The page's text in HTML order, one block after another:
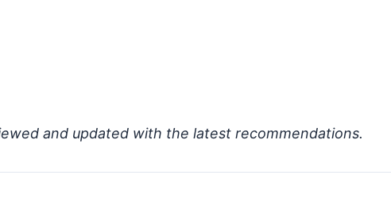
and updated with the latest recommendations.